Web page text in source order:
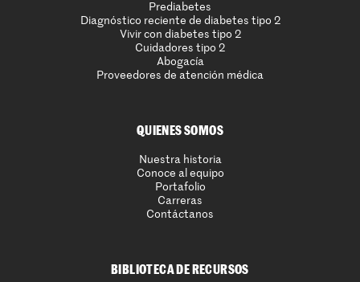
Prediabetes
Diagnóstico reciente de diabetes tipo 2
Vivir con diabetes tipo 2
Cuidadores tipo 2
Abogacía
Proveedores de atención médica
QUIENES SOMOS
Nuestra historia
Conoce al equipo
Portafolio
Carreras
Contáctanos
BIBLIOTECA DE RECURSOS